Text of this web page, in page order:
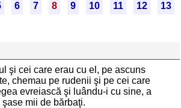
6 7 8 9 10 11 12 13
şi cei care erau cu el, pe ascuns
chemau pe rudenii şi pe cei care
evreiască şi luându-i cu sine, a
mii de bărbaţi.